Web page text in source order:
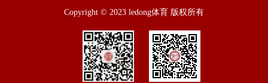
Copyright © 2023 ledong体育 版权所有